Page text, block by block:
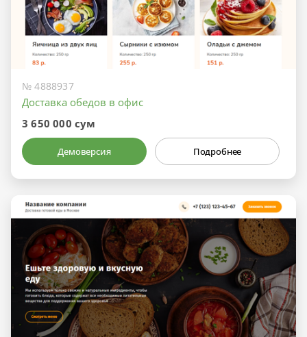
№ 4888937
Доставка обедов в офис
3 650 000 сум
Демоверсия Подробнее